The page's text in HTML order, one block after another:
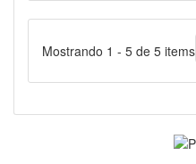
Mostrando 1 - 5 de 5 items